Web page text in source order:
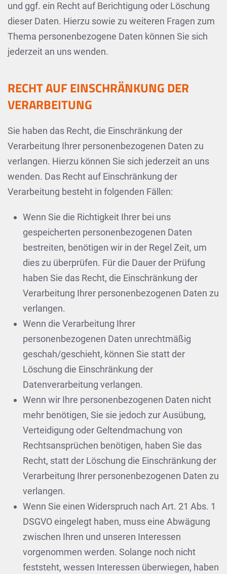
und ggf. ein Recht auf Berichtigung oder Löschung
dieser Daten. Hierzu sowie zu weiteren Fragen zum
Thema personenbezogene Daten können Sie sich
jederzeit an uns wenden.
RECHT AUF EINSCHRÄNKUNG DER
VERARBEITUNG
Sie haben das Recht, die Einschränkung der
Verarbeitung Ihrer personenbezogenen Daten zu
verlangen. Hierzu können Sie sich jederzeit an uns
wenden. Das Recht auf Einschränkung der
Verarbeitung besteht in folgenden Fällen:
Wenn Sie die Richtigkeit Ihrer bei uns
gespeicherten personenbezogenen Daten
bestreiten, benötigen wir in der Regel Zeit, um
dies zu überprüfen. Für die Dauer der Prüfung
haben Sie das Recht, die Einschränkung der
Verarbeitung Ihrer personenbezogenen Daten zu
verlangen.
Wenn die Verarbeitung Ihrer
personenbezogenen Daten unrechtmäßig
geschah/geschieht, können Sie statt der
Löschung die Einschränkung der
Datenverarbeitung verlangen.
Wenn wir Ihre personenbezogenen Daten nicht
mehr benötigen, Sie sie jedoch zur Ausübung,
Verteidigung oder Geltendmachung von
Rechtsansprüchen benötigen, haben Sie das
Recht, statt der Löschung die Einschränkung der
Verarbeitung Ihrer personenbezogenen Daten zu
verlangen.
Wenn Sie einen Widerspruch nach Art. 21 Abs. 1
DSGVO eingelegt haben, muss eine Abwägung
zwischen Ihren und unseren Interessen
vorgenommen werden. Solange noch nicht
feststeht, wessen Interessen überwiegen, haben